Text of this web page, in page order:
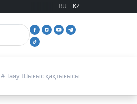
RU KZ
# Таяу Шығыс қақтығысы